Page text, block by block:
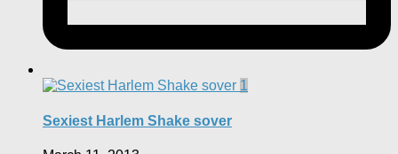
1
Sexiest Harlem Shake sover